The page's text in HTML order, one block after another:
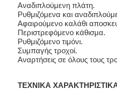
Αναδιπλούμενη πλάτη.
Ρυθμιζόμενα και
Αφαιρούμενο καλάθι
Περιστρεφόμενο κάθισμα.
Ρυθμιζόμενο τιμόνι.
Συμπαγής τροχοί.
Αναρτήσεις σε όλους τους
ΤΕΧΝΙΚΑ